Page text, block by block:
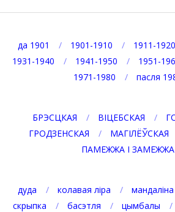
да 1901 1901-1910 1911-1920
1931-1940
1941-1950 1951-
1971-1980
пасля
БРЭСЦКАЯ ВІЦЕБСКАЯ
ГРОДЗЕНСКАЯ
МАГІЛЁЎСКАЯ
ПАМЕЖЖА І ЗАМЕЖЖА
дуда колавая ліра мандаліна
скрыпка
басэтля цымбалы